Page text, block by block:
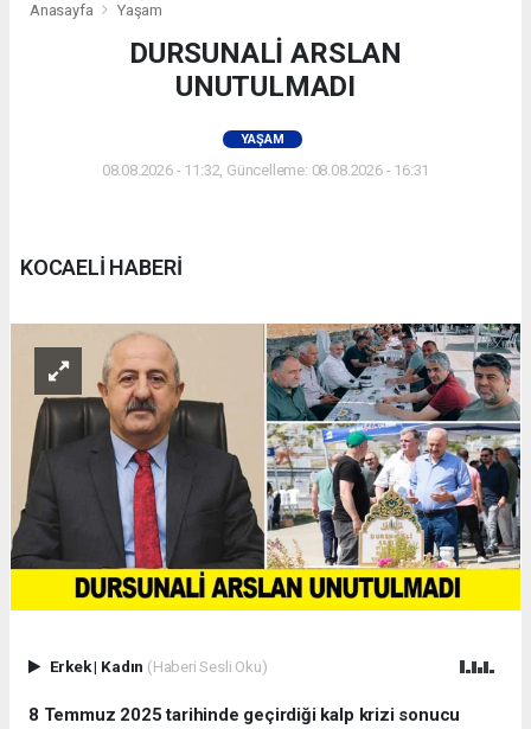
Anasayfa Yaşam
DURSUNALİ ARSLAN
UNUTULMADI
YAŞAM
08.08.2026 - 11:32, Güncelleme: 08.08.2026 - 16:31
KOCAELİ HABERİ
Erkek| Kadın (Haberi Sesli Oku)
8 Temmuz 2025 tarihinde geçirdiği kalp krizi sonucu